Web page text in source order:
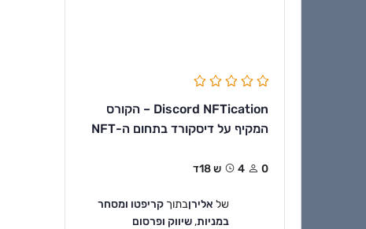
Discord NFTication – הקורס
המקיף על דיסקורד בתחום ה-NFT
0 4ש 18ד
של אלירןבתוך קריפטו ומסחר
במניות, שיווק ופרסום